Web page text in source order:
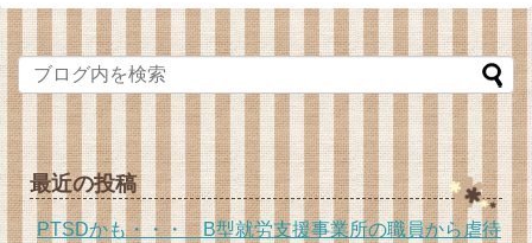
最近の投稿
PTSDかも・・・ B型就労支援事業所の職員から虐待